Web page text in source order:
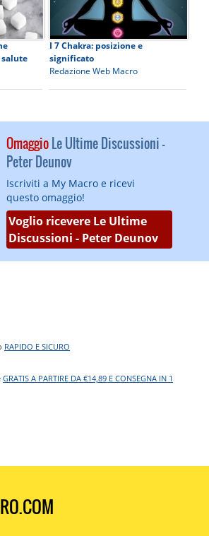
I 7 Chakra: posizione e
significato
Redazione Web Macro
OmaggioLe Ultime Discussioni -
Peter Deunov
Iscriviti a My Macro e ricevi
questo omaggio!
Voglio ricevere Le Ultime
Discussioni - Peter Deunov
RAPIDO E SICURO
GRATIS A PARTIRE DA €14,89 E CONSEGNA IN 1